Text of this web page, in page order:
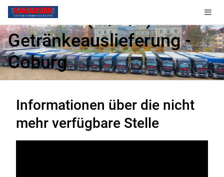
Beifahrer (m/w/d)
Getränkeauslieferung -
Coburg
Diese Stelle ist nicht mehr verfügbar.
Informationen über die nicht
mehr verfügbare Stelle